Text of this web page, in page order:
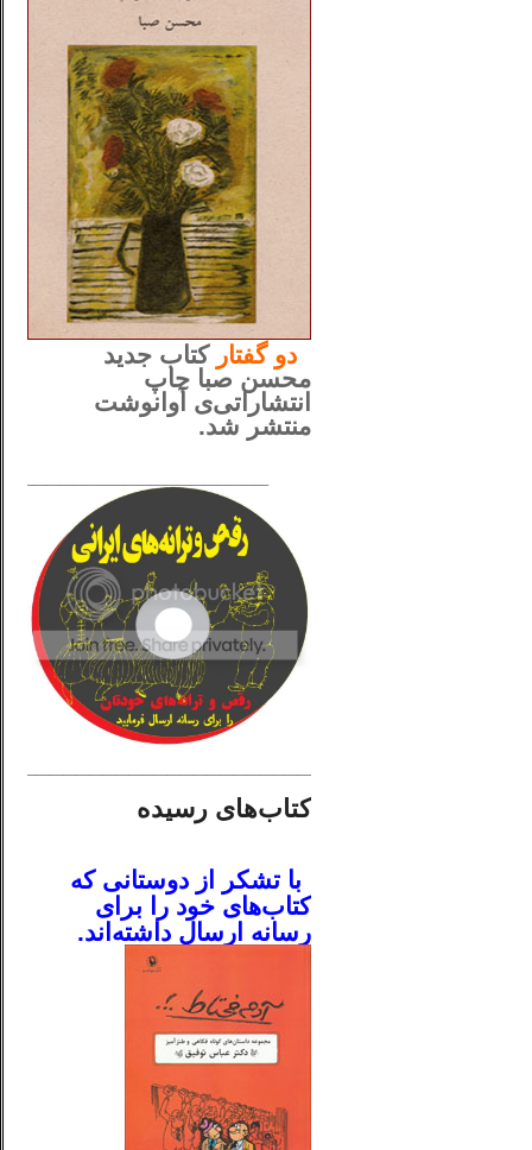
دوگفتار کتاب جدید
محسن صبا چاپ
انتشاراتی‌ی آوانوشت
منتشر شد.
کتاب‌های رسیده
با تشکر از دوستانی که
کتاب‌های خود را برای
رسانه ارسال داشته‌اند.